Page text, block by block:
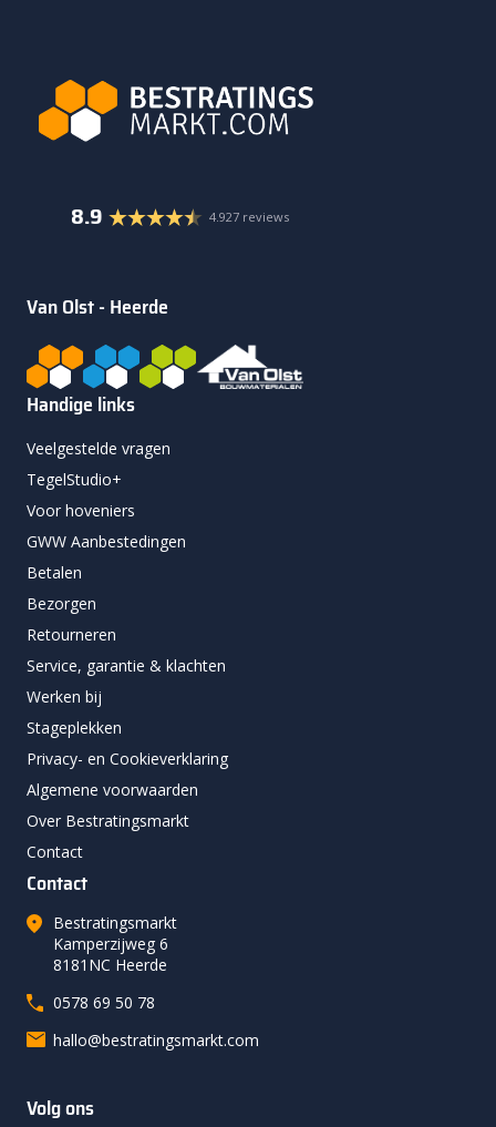
8.9 4.927 reviews
Van Olst - Heerde
Handige links
Veelgestelde vragen
TegelStudio+
Voor hoveniers
GWW Aanbestedingen
Betalen
Bezorgen
Retourneren
Service, garantie & klachten
Werken bij
Stageplekken
Privacy- en Cookieverklaring
Algemene voorwaarden
Over Bestratingsmarkt
Contact
Contact
Bestratingsmarkt
Kamperzijweg 6
8181NC Heerde
0578 69 50 78
hallo@bestratingsmarkt.com
Volg ons